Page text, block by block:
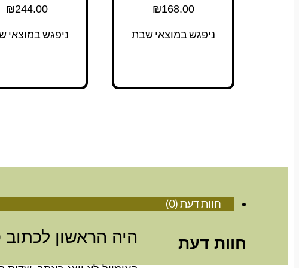
₪168.00
ניפגש במוצאי שבת
₪244.00
ניפגש במוצאי
חוות דעת (0)
חוות דעת היה הראשון לכתוב